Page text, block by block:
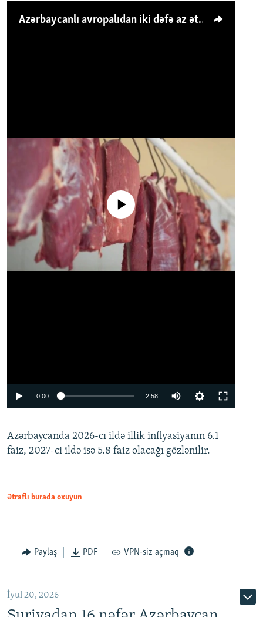
Azərbaycanlı avropalıdan iki dəfə az ət yeyir, amma... 'Qiymət artımı qaçılmazdır'
Auto
No media source currently available
0:00 2:58
360p
480p
Azərbaycanda 2026-cı ildə illik inflyasiyanın 6.1
faiz, 2027-ci ildə isə 5.8 faiz olacağı gözlənilir.
Ətraflı burada oxuyun
Paylaş PDF VPN-siz açmaq
İyul 20, 2026